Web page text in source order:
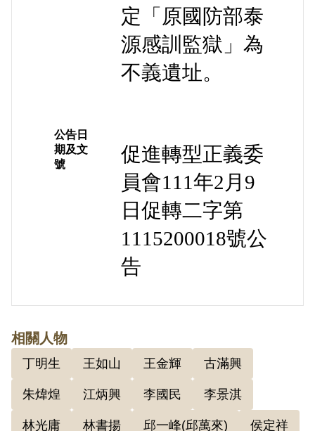
定「原國防部泰
源感訓監獄」為
不義遺址。
公告日
期及文
號
促進轉型正義委
員會111年2月9
日促轉二字第
1115200018號公
告
相關人物
丁明生 王如山 王金輝 古滿興
朱煒煌 江炳興 李國民 李景淇
林光庸 林書揚 邱一峰(邱萬來) 侯定祥